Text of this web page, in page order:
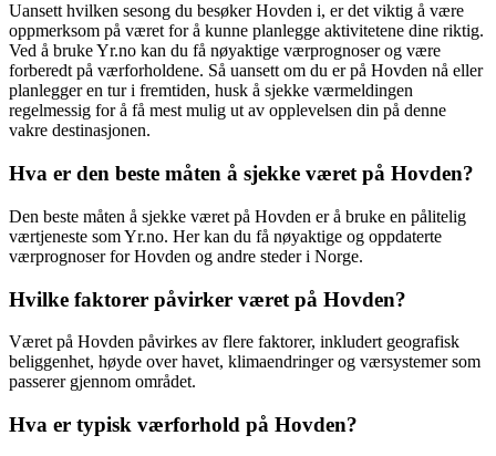
Uansett hvilken sesong du besøker Hovden i, er det viktig å være
oppmerksom på været for å kunne planlegge aktivitetene dine riktig.
Ved å bruke Yr.no kan du få nøyaktige værprognoser og være
forberedt på værforholdene. Så uansett om du er på Hovden nå eller
planlegger en tur i fremtiden, husk å sjekke værmeldingen
regelmessig for å få mest mulig ut av opplevelsen din på denne
vakre destinasjonen.
Hva er den beste måten å sjekke været på Hovden?
Den beste måten å sjekke været på Hovden er å bruke en pålitelig
værtjeneste som Yr.no. Her kan du få nøyaktige og oppdaterte
værprognoser for Hovden og andre steder i Norge.
Hvilke faktorer påvirker været på Hovden?
Været på Hovden påvirkes av flere faktorer, inkludert geografisk
beliggenhet, høyde over havet, klimaendringer og værsystemer som
passerer gjennom området.
Hva er typisk værforhold på Hovden?